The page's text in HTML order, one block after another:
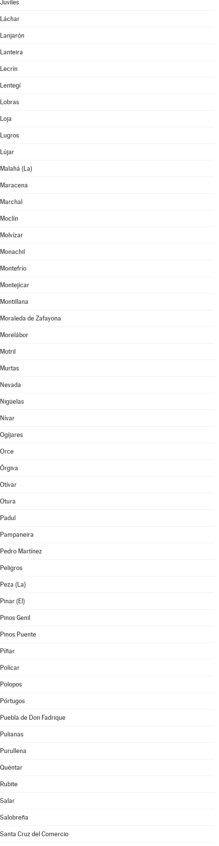
Juviles
Láchar
Lanjarón
Lanteira
Lecrín
Lentegí
Lobras
Loja
Lugros
Lújar
Malahá (La)
Maracena
Marchal
Moclín
Molvízar
Monachil
Montefrío
Montejícar
Montillana
Moraleda de Zafayona
Morelábor
Motril
Murtas
Nevada
Nigüelas
Nívar
Ogíjares
Orce
Órgiva
Otívar
Otura
Padul
Pampaneira
Pedro Martínez
Peligros
Peza (La)
Pinar (El)
Pinos Genil
Pinos Puente
Píñar
Polícar
Polopos
Pórtugos
Puebla de Don Fadrique
Pulianas
Purullena
Quéntar
Rubite
Salar
Salobreña
Santa Cruz del Comercio